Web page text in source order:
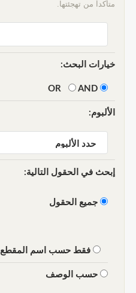
متأكداً من تهجئتها.
خيارات البحث:
AND
الألبوم:
إبحث في الحقول التالية:
جميع الحقول
فقط حسب اسم المقطع
حسب الوصف